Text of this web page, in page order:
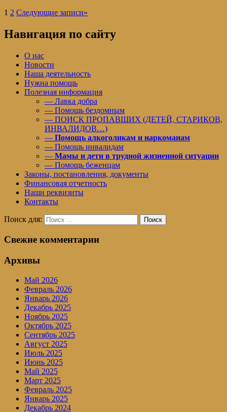
1 2 Следующие записи»
Навигация по сайту
О нас
Новости
Наша деятельность
Нужна помощь
Полезная информация
— Лавка добра
— Помощь бездомным
— ПОИСК ПРОПАВШИХ (ДЕТЕЙ, СТАРИКОВ,
ИНВАЛИДОВ…)
— Помощь алкоголикам и наркоманам
— Помощь инвалидам
— Мамы и дети в трудной жизненной ситуации
— Помощь беженцам
Законы, постановления, документы
Финансовая отчетность
Наши реквизиты
Контакты
Поиск для: Поиск
Свежие комментарии
Архивы
Май 2026
Февраль 2026
Январь 2026
Декабрь 2025
Ноябрь 2025
Октябрь 2025
Сентябрь 2025
Август 2025
Июль 2025
Июнь 2025
Май 2025
Март 2025
Февраль 2025
Январь 2025
Декабрь 2024